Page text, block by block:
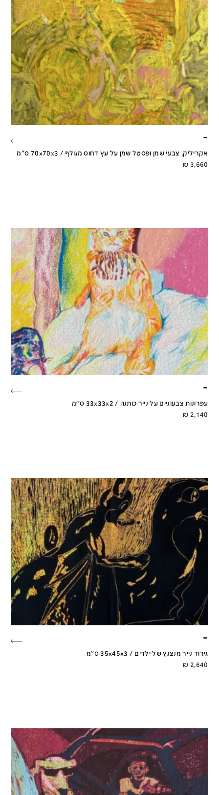
–
אקריליק, צבעי שמן ופסטל שמן על עץ דחוס מגולף / 70x70x3 ס''מ
3,660
₪
–
עפרונות צבעוניים על נייר כותנה / 33x33x2 ס''מ
2,140
₪
–
גירוד נייר מנצנץ של ילדים / 35x45x3 ס''מ
2,640
₪